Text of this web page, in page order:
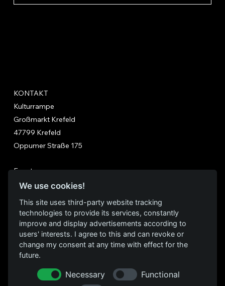
KONTAKT
Kulturrampe
Großmarkt Krefeld
Oppumer Straße 175
47799 Krefeld
FOLGE UNS
Instagram
Facebook
Events
Über uns
FAQs
Kontakt
We use cookies!
This site uses third-party website tracking
technologies to provide its services, constantly
improve and display advertisements according to
users' interests. I agree to this and can revoke or
change my consent at any time with effect for the
future.
Necessary
Functional